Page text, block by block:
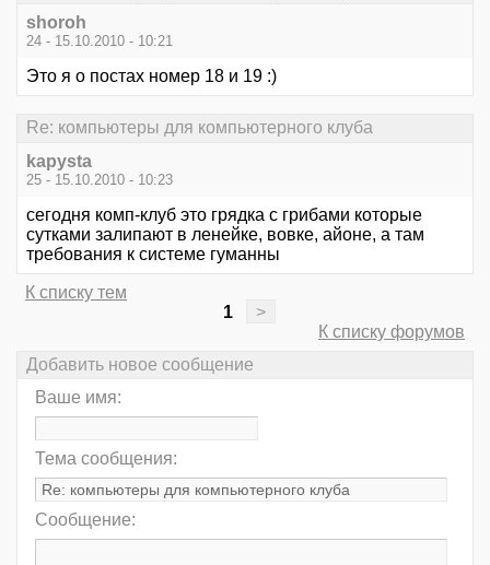
shoroh
24 - 15.10.2010 - 10:21
Это я о постах номер 18 и 19 :)
Re: компьютеры для компьютерного клуба
kapysta
25 - 15.10.2010 - 10:23
сегодня комп-клуб это грядка с грибами которые
сутками залипают в ленейке, вовке, айоне, а там
требования к системе гуманны
К списку тем
1
>
К списку форумов
Добавить новое сообщение
Ваше имя:
Тема сообщения:
Сообщение: